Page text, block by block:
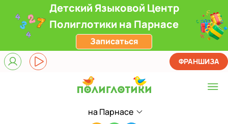
Детский Языковой Центр
Полиглотики на Парнасе
Записаться
на Парнасе
Выберите центр
ФРАНШИЗА